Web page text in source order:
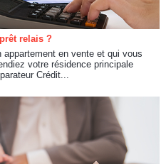
relais ?
en vente et qui vous
votre résidence principale
Crédit...